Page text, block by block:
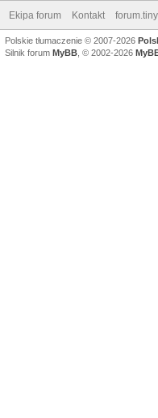
Ekipa forum Kontakt
Polskie tłumaczenie © 2007-2026
Silnik forum MyBB , © 2002-2026